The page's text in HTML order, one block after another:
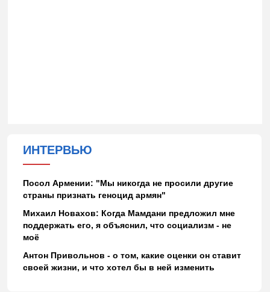
ИНТЕРВЬЮ
Посол Армении: "Мы никогда не просили другие
страны признать геноцид армян"
Михаил Новахов: Когда Мамдани предложил мне
поддержать его, я объяснил, что социализм - не
моё
Антон Привольнов - о том, какие оценки он ставит
своей жизни, и что хотел бы в ней изменить